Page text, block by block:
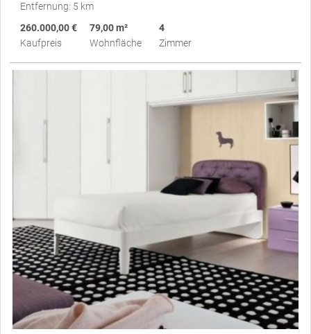
Entfernung: 5 km
260.000,00 €
Kaufpreis
79,00 m²
Wohnfläche
4
Zimmer